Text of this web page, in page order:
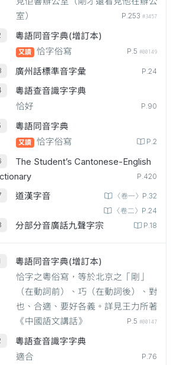
室）
P.253 #3457
粵語同音字典(增訂本)
又讀 恰字俗寫 P.5 #00149
廣州話標準音字彙 P.24
粵語查音識字字典
恰好
P.90
粵語同音字典
又讀 恰字俗寫 P.2
The Student’s Cantonese-English
P.420
道漢字音
〈卷一〉P.32
〈卷二〉P.24
分部分音廣話九聲字宗 P.18
粵語同音字典(增訂本)
恰字之粵俗寫，等於北京之「剛」
（在動詞前）、巧（在動詞後）、對
也、合適、要好各義。詳見王力所著
《中國語文講話》
P.5 #00147
粵語查音識字字典
適合
P.76